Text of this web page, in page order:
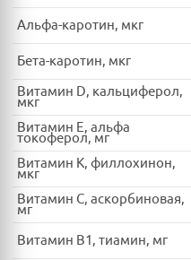
Альфа-каротин, мкг
Бета-каротин, мкг
Витамин D, кальциферол,
мкг
Витамин E, альфа
токоферол, мг
Витамин K, филлохинон,
мкг
Витамин C, аскорбиновая,
мг
Витамин B1, тиамин, мг